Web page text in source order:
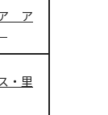
ア
・里